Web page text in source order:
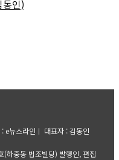
인)
e뉴스라인ㅣ 대표자 : 김동인
(하중동 법조빌딩) 발행인, 편집